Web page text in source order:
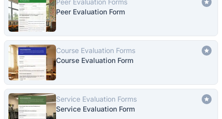
Peer Evaluation Forms
Peer Evaluation Form
Course Evaluation Forms
Course Evaluation Form
Service Evaluation Forms
Service Evaluation Form